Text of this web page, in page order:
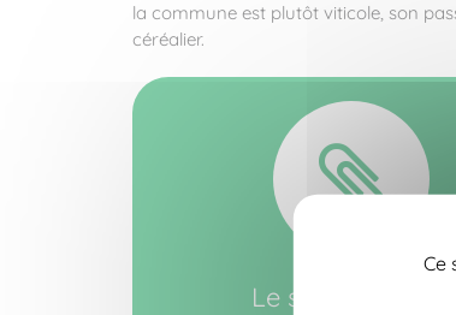
la commune est plutôt viticole, son
céréalier.
Le saviez-vous ?
Ce